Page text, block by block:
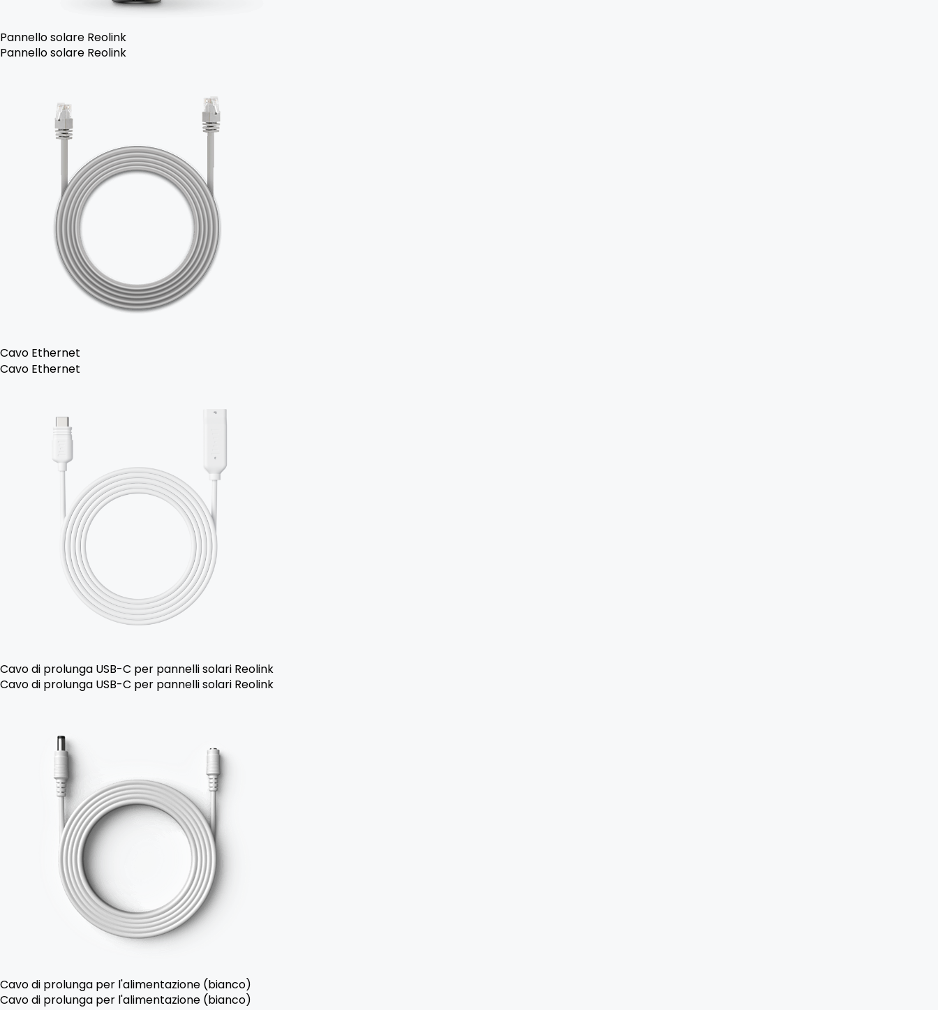
Pannello solare Reolink
Pannello solare Reolink
Cavo Ethernet
Cavo Ethernet
Cavo di prolunga USB-C per pannelli solari Reolink
Cavo di prolunga USB-C per pannelli solari Reolink
Cavo di prolunga per l'alimentazione (bianco)
Cavo di prolunga per l'alimentazione (bianco)